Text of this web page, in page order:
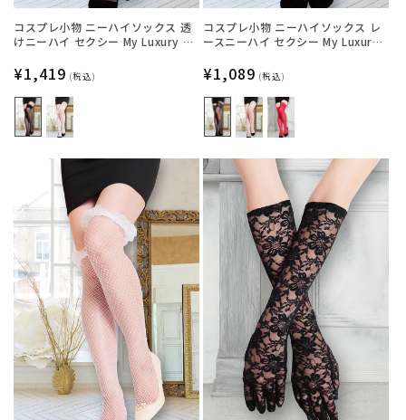
コスプレ小物 ニーハイソックス 透
けニーハイ セクシー My Luxury シ
レディース フリーサイズ ブラック
【クリアストーン】
通
常
価
格
¥1,419 (税込)
コスプレ小物 ニーハイソックス レ
ースニーハイ セクシー My Luxury
ド レディース フリーサイズ ブラッ
ク【クリアストーン】
通
常
価
格
¥1,089 (税込)